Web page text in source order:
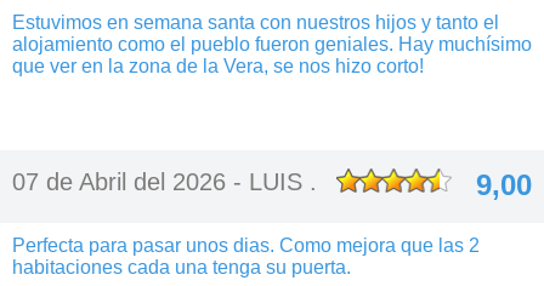
Estuvimos en semana santa con nuestros hijos y tanto el
alojamiento como el pueblo fueron geniales. Hay muchísimo
que ver en la zona de la Vera, se nos hizo corto!
07 de Abril del 2026 - LUIS . 9,00
Perfecta para pasar unos dias. Como mejora que las 2
habitaciones cada una tenga su puerta.